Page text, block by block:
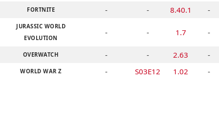
FORTNITE - - 8.40.1 -
JURASSIC WORLD
EVOLUTION
- - 1.7 -
OVERWATCH - - 2.63 -
WORLD WAR Z - S03E12 1.02 -